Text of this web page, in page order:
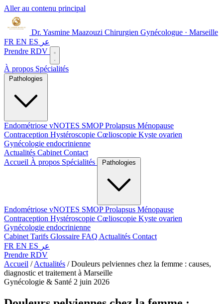
Aller au contenu principal
Dr. Yasmine Maazouzi Chirurgien Gynécologue · Marseille
FR EN ES عر
Prendre RDV
À propos Spécialités
Endométriose vNOTES SMOPProlapsus Ménopause
Contraception Hystéroscopie Cœlioscopie Kyste ovarien
Gynécologie endocrinienne
Actualités Cabinet Contact
Accueil À propos Spécialités
Endométriose vNOTES SMOPProlapsus Ménopause
Contraception Hystéroscopie Cœlioscopie Kyste ovarien
Gynécologie endocrinienne
Cabinet Tarifs Glossaire FAQ Actualités Contact
FR EN ES عر
Prendre RDV
Accueil / Actualités / Douleurs pelviennes chez la femme : causes,
diagnostic et traitement à Marseille
Gynécologie & Santé 2 juin 2026